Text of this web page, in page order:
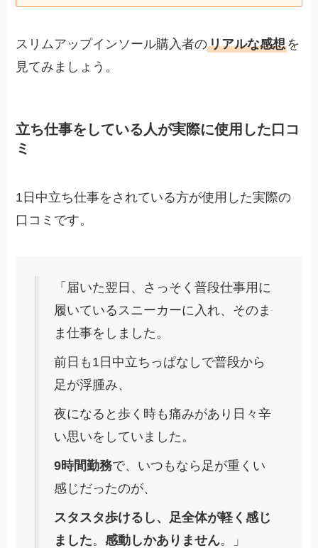
スリムアップインソール購入者のリアルな感想を
見てみましょう。
立ち仕事をしている人が実際に使用した口コ
ミ
1日中立ち仕事をされている方が使用した実際の
口コミです。
「届いた翌日、さっそく普段仕事用に
履いているスニーカーに入れ、そのま
ま仕事をしました。
前日も1日中立ちっぱなしで普段から
足が浮腫み、
夜になると歩く時も痛みがあり日々辛
い思いをしていました。
9時間勤務で、いつもなら足が重くい
感じだったのが、
スタスタ歩けるし、足全体が軽く感じ
ました。感動しかありません。」